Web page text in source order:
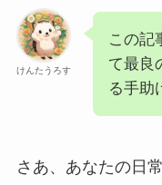
けんたうろす
この記
て最良
る手助
さあ、あなたの日